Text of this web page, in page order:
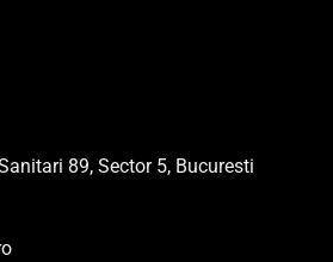
89, Sector 5, Bucuresti